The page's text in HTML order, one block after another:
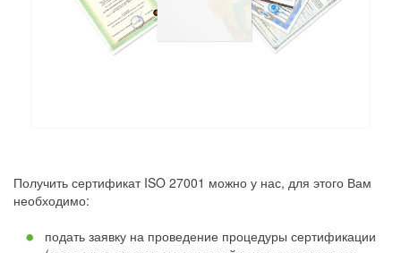
Получить сертификат ISO 27001 можно у нас, для этого Вам
необходимо:
подать заявку на проведение процедуры сертификации